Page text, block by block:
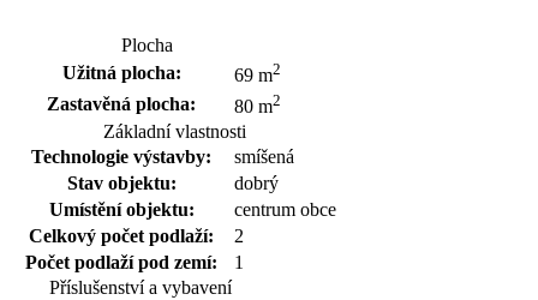
Plocha
Užitná plocha:
69 m2
Zastavěná plocha: 80 m2
Základní vlastnosti
Technologie výstavby:
smíšená
Stav objektu:
dobrý
Umístění objektu:
centrum obce
Celkový počet podlaží:
2
Počet podlaží pod zemí:
1
Příslušenství a vybavení